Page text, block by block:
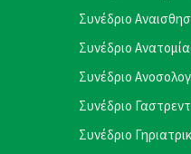
Συνέδριο
Συνέδριο
Συνέδριο
Συνέδριο
Συνέδριο